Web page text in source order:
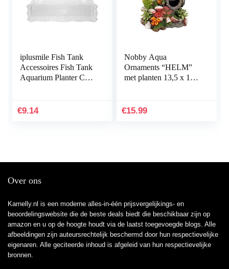
iplusmile Fish Tank
Accessoires Fish Tank
Aquarium Planter Cup
€9.14
Nobby Aqua
Ornaments “HELM”
met planten 13,5 x 11 x
€15.99
Over ons
Karnelly.nl is een moderne alles-in-één prijsvergelijkings- en
beoordelingswebsite die de beste deals biedt die beschikbaar zijn op
amazon en u op de hoogte houdt via de laatst toegevoegde blogs. Alle
afbeeldingen zijn auteursrechtelijk beschermd door hun respectievelijke
eigenaren. Alle geciteerde inhoud is afgeleid van hun respectievelijke
bronnen.